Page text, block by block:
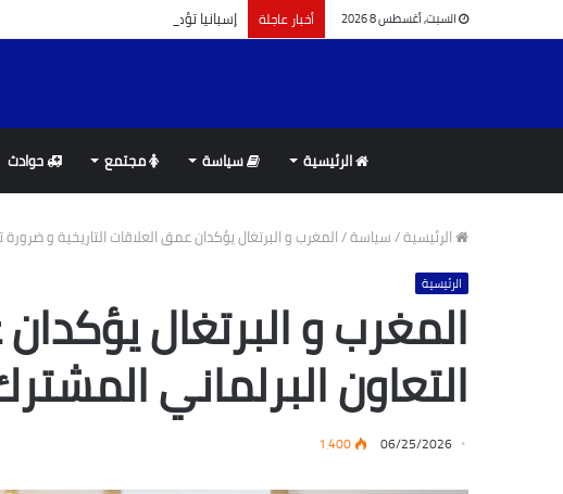
السبت, أغسطس 8 2026 أخبار عاجلة إسبانيا تؤكد التزامها بالشراكة مع المغرب و البرتغال
الرئيسية سياسة مجتمع حوادث
الرئيسية/سياسة/المغرب و البرتغال يؤكدان عمق العلاقات التاريخية و
الرئيسية
المغرب و البرتغال
التعاون البرلماني
06/25/2026 1٬400